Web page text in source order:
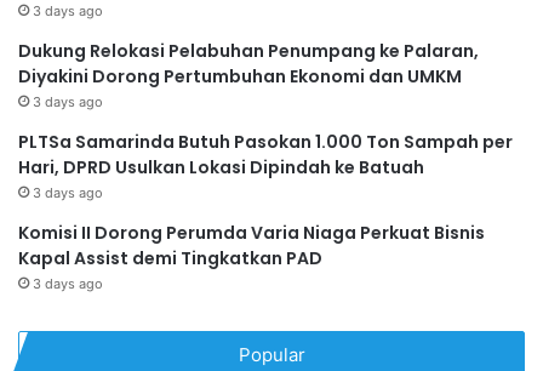
3 days ago
Dukung Relokasi Pelabuhan Penumpang ke Palaran,
Diyakini Dorong Pertumbuhan Ekonomi dan UMKM
3 days ago
PLTSa Samarinda Butuh Pasokan 1.000 Ton Sampah per
Hari, DPRD Usulkan Lokasi Dipindah ke Batuah
3 days ago
Komisi II Dorong Perumda Varia Niaga Perkuat Bisnis
Kapal Assist demi Tingkatkan PAD
3 days ago
Popular